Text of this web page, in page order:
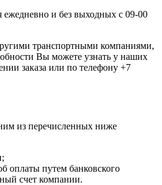
ежедневно и без выходных с 09-00
транспортными компаниями,
Вы можете узнать у наших
заказа или по телефону +7
из перечисленных ниже
оплаты путем банковского
счет компании.